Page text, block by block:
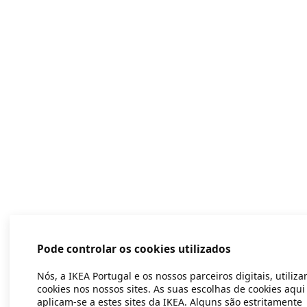
Pode controlar os cookies utilizados
Nós, a IKEA Portugal e os nossos parceiros digitais,
cookies nos nossos sites. As suas escolhas de cookies aqui
aplicam-se a estes sites da IKEA. Alguns são estritamente